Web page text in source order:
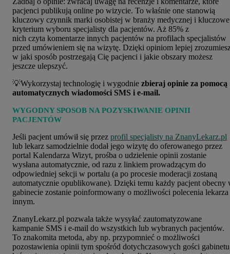
pacjenci publikują online po wizycie. To właśnie one stanowią
kluczowy czynnik marki osobistej w branży medycznej i kluczowe
kryterium wyboru specjalisty dla pacjentów. Aż 85% z
nich czyta komentarze innych pacjentów na profilach specjalistów
przed umówieniem się na wizytę. Dzięki opiniom lepiej
w jaki sposób postrzegają Cię pacjenci i jakie obszary możesz
jeszcze ulepszyć.
💡Wykorzystaj technologię i wygodnie zbieraj opinie za pomocą
automatycznych wiadomości SMS i e-mail.
WYGODNY SPOSOB NA POZYSKIWANIE OPINII
PACJENTÓW
Jeśli pacjent umówił się przez profil specjalisty na ZnanyLekarz.pl
lub lekarz samodzielnie dodał jego wizytę do oferowanego przez
portal Kalendarza Wizyt, prośba o udzielenie opinii zostanie
wysłana automatycznie, od razu z linkiem prowadzącym do
odpowiedniej sekcji w portalu (a po procesie moderacji zostaną
automatycznie opublikowane). Dzięki temu każdy pacjent obecny
gabinecie zostanie poinformowany o możliwości polecenia lekarza
innym.
ZnanyLekarz.pl pozwala także wysyłać zautomatyzowane
kampanie SMS i e-mail do wszystkich lub wybranych pacjentów.
To znakomita metoda, aby np. przypomnieć o możliwości
pozostawienia opinii tym spośród dotychczasowych gości